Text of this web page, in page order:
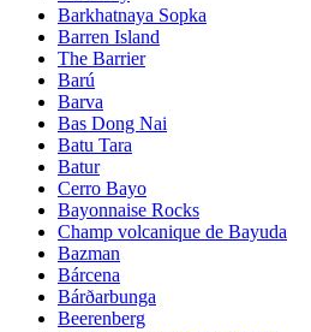
Barkhatnaya Sopka
Barren Island
The Barrier
Barú
Barva
Bas Dong Nai
Batu Tara
Batur
Cerro Bayo
Bayonnaise Rocks
Champ volcanique de Bayuda
Bazman
Bárcena
Bárðarbunga
Beerenberg